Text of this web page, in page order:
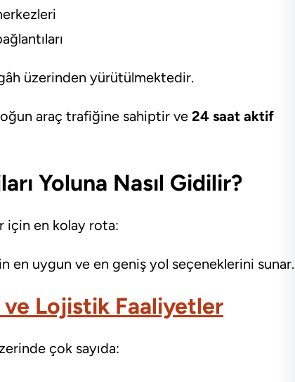
üzerinden yürütülmektedir.
araç trafiğine sahiptir ve 24 saat aktif
Yoluna Nasıl Gidilir?
için en kolay rota:
en uygun ve en geniş yol seçeneklerini sunar.
Lojistik Faaliyetler
çok sayıda: